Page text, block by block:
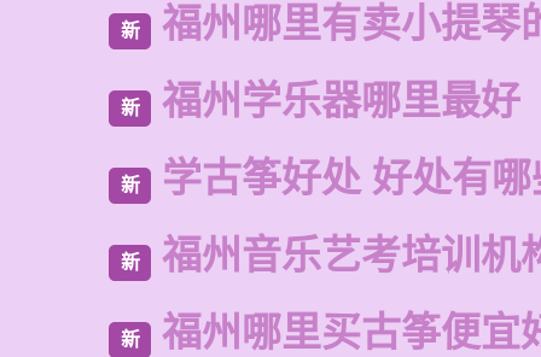
新 福州哪里有卖小提琴
新 福州学乐器哪里最好
新 学古筝好处 好处有哪
新 福州音乐艺考培训机
新 福州哪里买古筝便宜